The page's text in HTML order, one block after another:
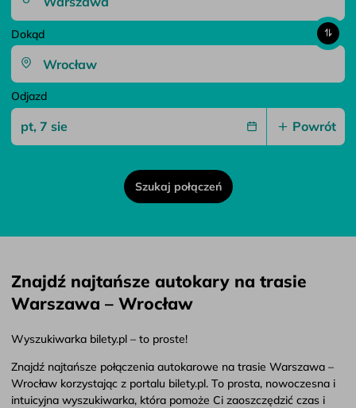
Dokąd
Odjazd
Powrót
Szukaj połączeń
Znajdź najtańsze autokary na trasie
Warszawa – Wrocław
Wyszukiwarka bilety.pl – to proste!
Znajdź najtańsze połączenia autokarowe na trasie Warszawa –
Wrocław korzystając z portalu bilety.pl. To prosta, nowoczesna i
intuicyjna wyszukiwarka, która pomoże Ci zaoszczędzić czas i